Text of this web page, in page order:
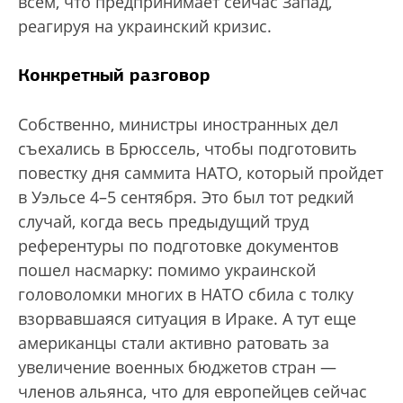
реагируя на украинский кризис.
Конкретный разговор
Собственно, министры иностранных дел
съехались в Брюссель, чтобы подготовить
повестку дня саммита НАТО, который пройдет
в Уэльсе 4–5 сентября. Это был тот редкий
случай, когда весь предыдущий труд
референтуры по подготовке документов
пошел насмарку: помимо украинской
головоломки многих в НАТО сбила с толку
взорвавшаяся ситуация в Ираке. А тут еще
американцы стали активно ратовать за
увеличение военных бюджетов стран —
членов альянса, что для европейцев сейчас